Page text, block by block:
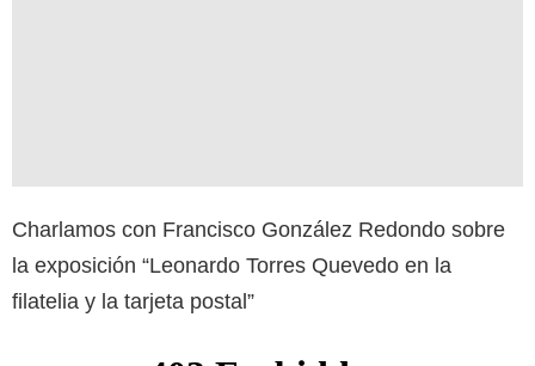
Charlamos con Francisco González Redondo sobre
la exposición “Leonardo Torres Quevedo en la
filatelia y la tarjeta postal”